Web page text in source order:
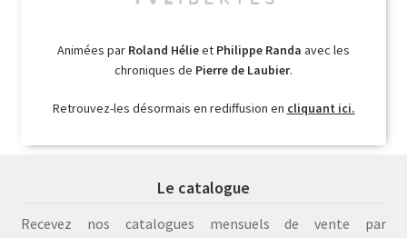
Animées par Roland Hélieet Philippe Randa avec les
chroniques de Pierre de Laubier.
Retrouvez-les désormais en rediffusion en cliquant ici.
Le catalogue
Recevez nos catalogues mensuels de vente par